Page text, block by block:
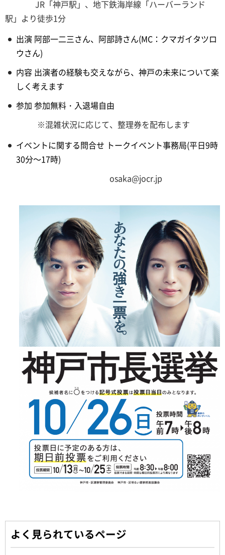
JR「神戸駅」、地下鉄海岸線「ハーバーランド
駅」より徒歩1分
出演 阿部一二三さん、阿部詩さん(MC：クマガイタツロ
ウさん)
内容 出演者の経験も交えながら、神戸の未来について楽
しく考えます
参加 参加無料・入退場自由
※混雑状況に応じて、整理券を配布します
イベントに関する問合せ トークイベント事務局(平日9時
30分～17時)
osaka@jocr.jp
よく見られているページ